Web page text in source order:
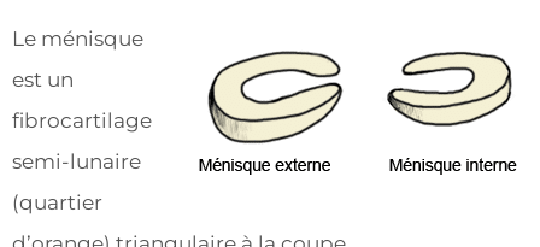
Le ménisque
est un
fibrocartilage
semi-lunaire
(quartier